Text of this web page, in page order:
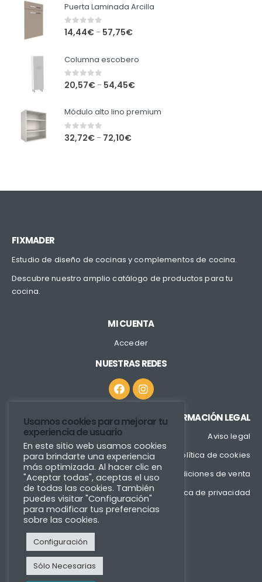
Puerta Laminada Arcilla
0 out of 5
14,44€ – 57,75€
Columna escobero
0out of 5
20,57€ – 54,45€
Módulo alto lino premium
0out of 5
32,72€ – 72,10€
FIXMADER
Estudio de diseño de cocinas y complementos de cocina.
Descubre nuestro amplio catálogo de productos para tu
cocina.
MI CUENTA
Acceder
NUESTRAS REDES
INFORMACIÓN LEGAL
Aviso legal
Política de cookies
Condiciones de venta
Política de privacidad
Usamos cookies para mejorar tu
experiencia de usuario
En este sitio web usamos cookies
para brindarte una experiencia
más optimizada. Al hacer clic en
"Aceptar todas", aceptas el uso
de todas las cookies. También
puedes visitar "Configuración"
para modificar tus preferencias
sobre las cookies.
Configuración
Sólo Necesarias